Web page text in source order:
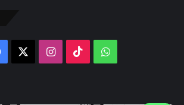
Facebook Instagram
TikTokWhatsApp